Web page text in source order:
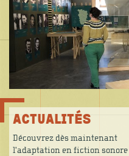
ACTUALITÉS
Découvrez dès maintenant
l'adaptation en fiction sonore